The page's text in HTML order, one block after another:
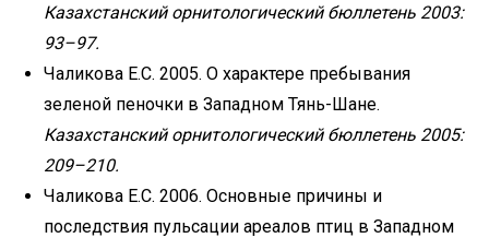
Казахстанский орнитологический бюллетень 2003:
93–97.
Чаликова Е.С. 2005. О характере пребывания
зеленой пеночки в Западном Тянь-Шане.
Казахстанский орнитологический бюллетень 2005:
209–210.
Чаликова Е.С. 2006. Основные причины и
последствия пульсации ареалов птиц в Западном